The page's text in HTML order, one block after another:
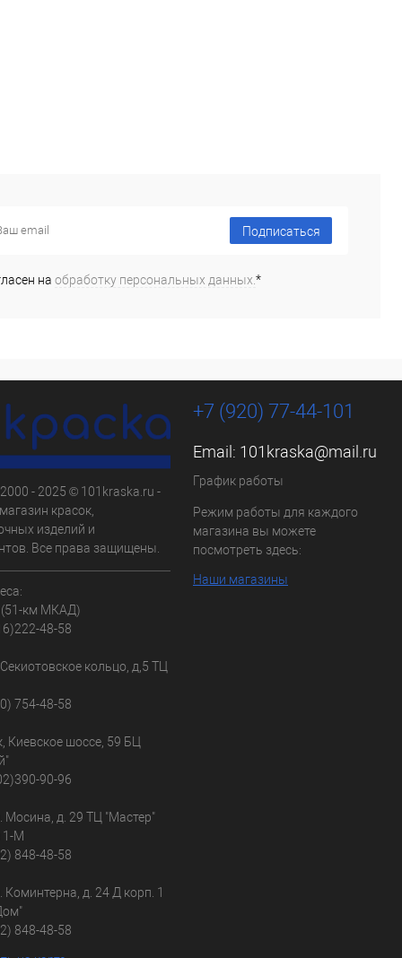
Подписаться
на обработку персональных данных. *
- 2025 © 101kraska.ru -
красок,
изделий и
Все права защищены.
(51-км МКАД)
48-58
Секиотовское кольцо, д,5 ТЦ
754-48-58
Киевское шоссе, 59 БЦ
90-96
Мосина, д. 29 ТЦ "Мастер"
1-М
848-48-58
Коминтерна, д. 24 Д корп. 1
848-48-58
+7 (920) 77-44-101
Email: 101kraska@mail.ru
График работы
Режим работы для каждого
магазина вы можете
посмотреть здесь:
Наши магазины